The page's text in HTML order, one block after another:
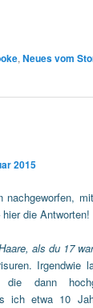
,Neues vom
2015
nachgeworfen,
hier die Antworten!
als du 17
Irgendwie
dann
ich etwa 10